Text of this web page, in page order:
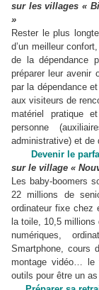
sur les villages «
»
Rester le plus
d’un meilleur
de la dépendance
préparer leur avenir
par la dépendance
aux visiteurs de
matériel pratique
personne
administrative) et de
Devenir le
sur le village «
Les baby-boomers
22 millions de
ordinateur fixe chez
la toile, 10,5 millions
numériques,
Smartphone, cours
montage vidéo… le
outils pour être un